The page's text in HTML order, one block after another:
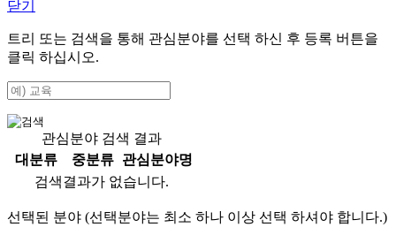
닫기
트리 또는 검색을 통해 관심분야를 선택 하신 후 등록 버튼을
클릭 하십시오.
관심분야 검색 결과
대분류
중분류
관심분야명
검색결과가 없습니다.
선택된 분야 (선택분야는 최소 하나 이상 선택 하셔야 합니다.)